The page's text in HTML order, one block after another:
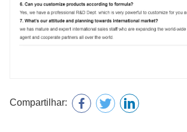
Compartilhar: